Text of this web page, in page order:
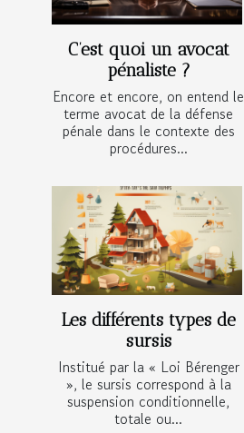
C’est quoi un avocat
pénaliste ?
Encore et encore, on entend le
terme avocat de la défense
pénale dans le contexte des
procédures...
Les différents types de
sursis
Institué par la « Loi Bérenger
», le sursis correspond à la
suspension conditionnelle,
totale ou...